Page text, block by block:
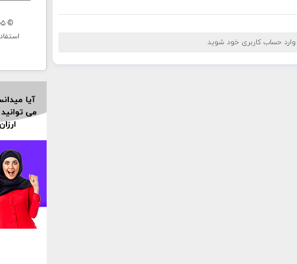
وارد حساب کاربری خود شوید
© 1405 - تمامی حقوق برای میهن طرح محفوظ است.